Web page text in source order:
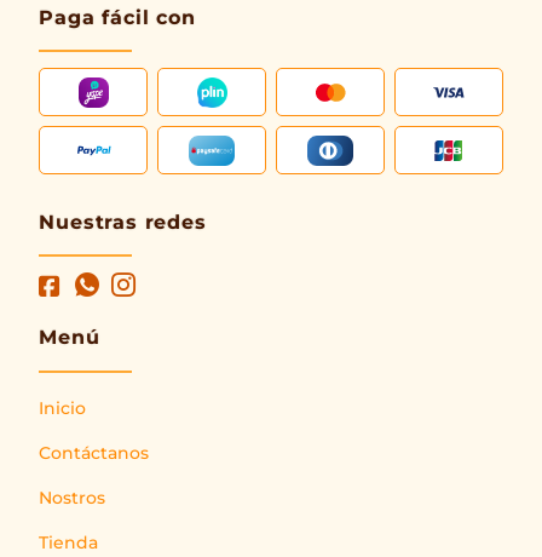
Paga fácil con
Nuestras redes
Menú
Inicio
Contáctanos
Nostros
Tienda